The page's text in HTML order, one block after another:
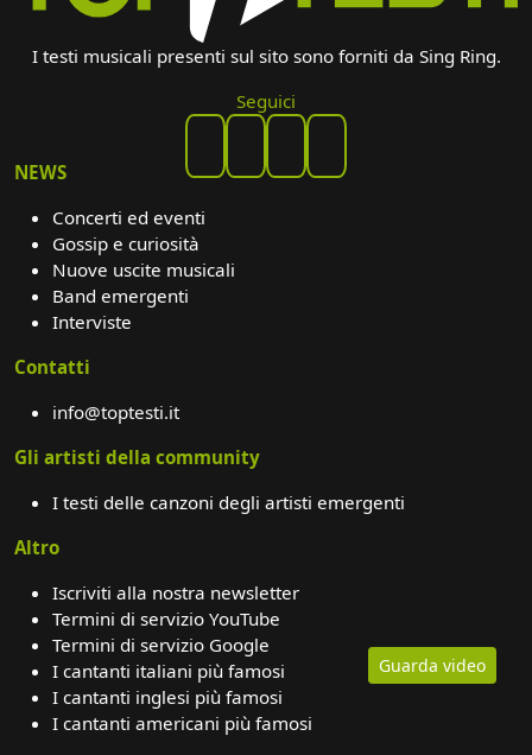
Guarda video
I testi musicali presenti sul sito sono forniti da Sing Ring.
Seguici
NEWS
Concerti ed eventi
Gossip e curiosità
Nuove uscite musicali
Band emergenti
Interviste
Contatti
info@toptesti.it
Gli artisti della community
I testi delle canzoni degli artisti emergenti
Altro
Iscriviti alla nostra newsletter
Termini di servizio YouTube
Termini di servizio Google
I cantanti italiani più famosi
I cantanti inglesi più famosi
I cantanti americani più famosi